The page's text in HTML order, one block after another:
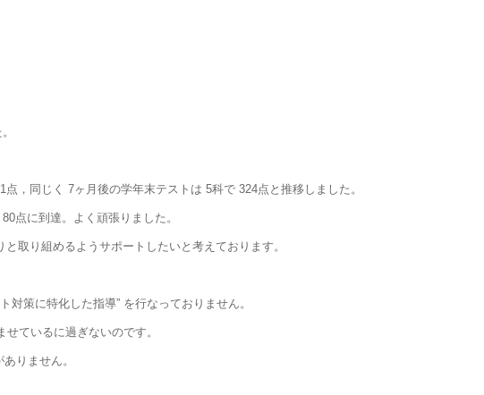
，同じく 7ヶ月後の学年末テストは 5科で 324点と推移しました。
点に到達。よく頑張りました。
取り組めるようサポートしたいと考えております。
策に特化した指導” を行なっておりません。
ているに過ぎないのです。
りません。